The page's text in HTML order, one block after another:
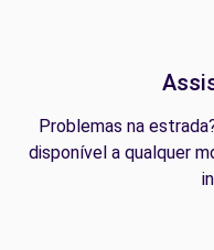
Problemas na
disponível a qualquer